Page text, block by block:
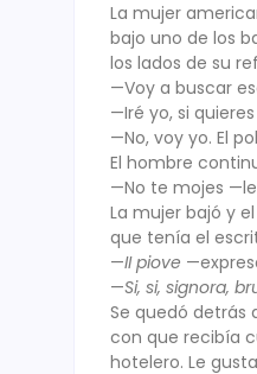
La mujer
bajo uno de los
los lados de su
—Voy a buscar
—Iré yo, si
—No, voy yo. El
El hombre
—No te mojes
La mujer bajó y
que tenía el
—II piove
—Si, si, signora,
Se quedó detrás
con que recibía
hotelero. Le